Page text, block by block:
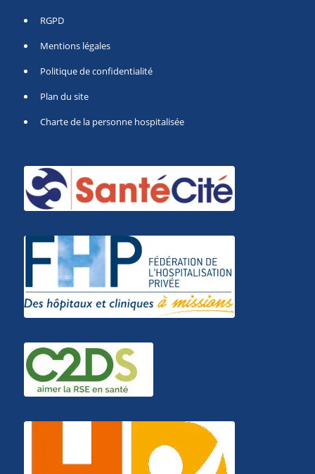
RGPD
Mentions légales
Politique de confidentialité
Plan du site
Charte de la personne hospitalisée